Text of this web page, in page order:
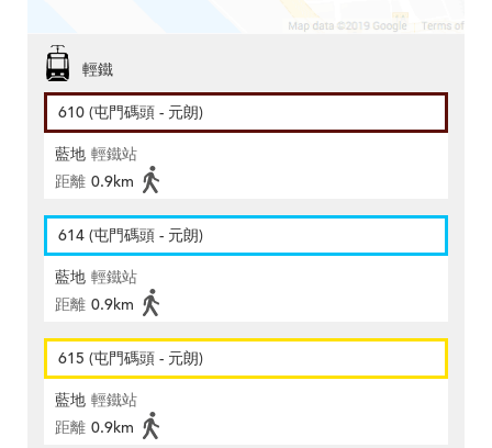
輕鐵
610 (屯門碼頭 - 元朗)
藍地 輕鐵站
距離 0.9km
614 (屯門碼頭 - 元朗)
藍地 輕鐵站
距離 0.9km
615 (屯門碼頭 - 元朗)
藍地 輕鐵站
距離 0.9km